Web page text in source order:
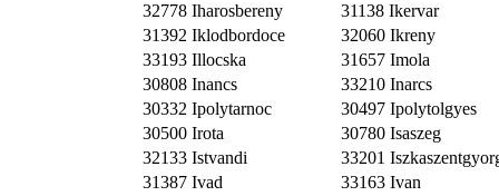
32778 Iharosbereny
31138 Ikervar
31392 Iklodbordoce
32060 Ikreny
33193 Illocska
31657 Imola
30808 Inancs
33210 Inarcs
30332 Ipolytarnoc
30497 Ipolytolgyes
30500 Irota
30780 Isaszeg
32133 Istvandi
33201
31387 Ivad
33163 Ivan